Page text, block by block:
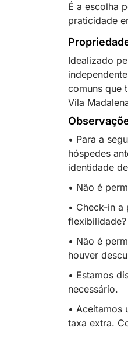
É a escolha
praticidade
Idealizado
comuns que
Vila
• Para a
hóspedes
identidade
• Não é
• Check-in a
• Não é
houver
• Estamos
necessário.
• Aceitamos
taxa extra.